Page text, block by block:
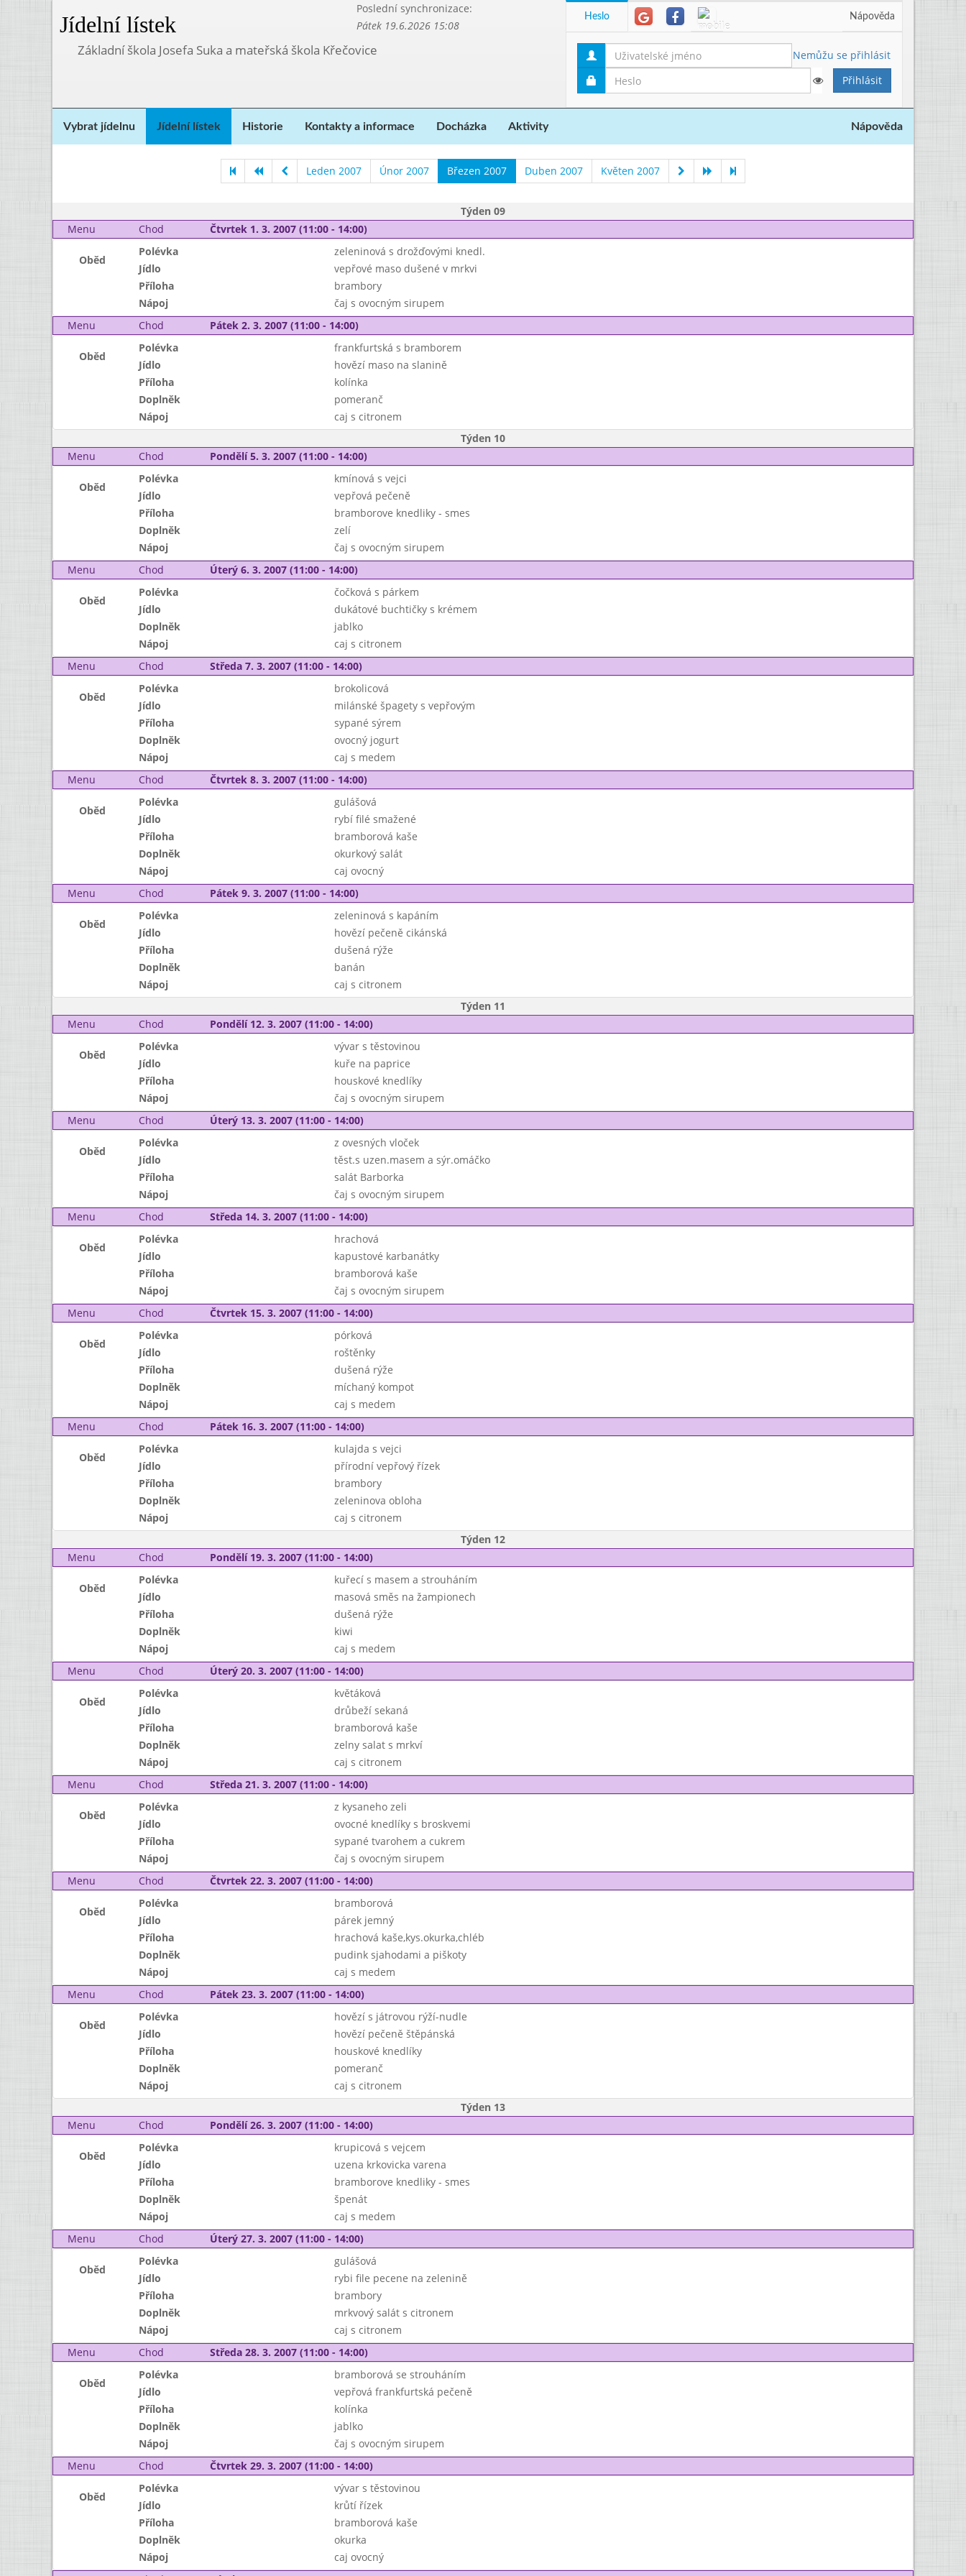
Jídelní lístek
Poslední synchronizace:
Pátek 19.6.2026 15:08
Základní škola Josefa Suka a mateřská škola Křečovice
Heslo Nápověda
Nemůžu se přihlásit
Vybrat jídelnu Jídelní lístek Historie Kontakty a informace Docházka Aktivity Nápověda
Leden 2007 Únor 2007 Březen 2007 Duben 2007 Květen 2007
Týden 09
Menu
Chod Čtvrtek 1. 3. 2007 (11:00 - 14:00)
Oběd
Polévka
zeleninová s drožďovými knedl.
Jídlo
vepřové maso dušené v mrkvi
Příloha
brambory
Nápoj
čaj s ovocným sirupem
Menu
Chod Pátek 2. 3. 2007 (11:00 - 14:00)
Oběd
Polévka
frankfurtská s bramborem
Jídlo
hovězí maso na slanině
Příloha
kolínka
Doplněk
pomeranč
Nápoj
caj s citronem
Týden 10
Menu
Chod Pondělí 5. 3. 2007 (11:00 - 14:00)
Oběd
Polévka
kmínová s vejci
Jídlo
vepřová pečeně
Příloha
bramborove knedliky - smes
Doplněk
zelí
Nápoj
čaj s ovocným sirupem
Menu
Chod Úterý 6. 3. 2007 (11:00 - 14:00)
Oběd
Polévka
čočková s párkem
Jídlo
dukátové buchtičky s krémem
Doplněk
jablko
Nápoj
caj s citronem
Menu
Chod Středa 7. 3. 2007 (11:00 - 14:00)
Oběd
Polévka
brokolicová
Jídlo
milánské špagety s vepřovým
Příloha
sypané sýrem
Doplněk
ovocný jogurt
Nápoj
caj s medem
Menu
Chod Čtvrtek 8. 3. 2007 (11:00 - 14:00)
Oběd
Polévka
gulášová
Jídlo
rybí filé smažené
Příloha
bramborová kaše
Doplněk
okurkový salát
Nápoj
caj ovocný
Menu
Chod Pátek 9. 3. 2007 (11:00 - 14:00)
Oběd
Polévka
zeleninová s kapáním
Jídlo
hovězí pečeně cikánská
Příloha
dušená rýže
Doplněk
banán
Nápoj
caj s citronem
Týden 11
Menu
Chod Pondělí 12. 3. 2007 (11:00 - 14:00)
Oběd
Polévka
vývar s těstovinou
Jídlo
kuře na paprice
Příloha
houskové knedlíky
Nápoj
čaj s ovocným sirupem
Menu
Chod Úterý 13. 3. 2007 (11:00 - 14:00)
Oběd
Polévka
z ovesných vloček
Jídlo
těst.s uzen.masem a sýr.omáčko
Příloha
salát Barborka
Nápoj
čaj s ovocným sirupem
Menu
Chod Středa 14. 3. 2007 (11:00 - 14:00)
Oběd
Polévka
hrachová
Jídlo
kapustové karbanátky
Příloha
bramborová kaše
Nápoj
čaj s ovocným sirupem
Menu
Chod Čtvrtek 15. 3. 2007 (11:00 - 14:00)
Oběd
Polévka
pórková
Jídlo
roštěnky
Příloha
dušená rýže
Doplněk
míchaný kompot
Nápoj
caj s medem
Menu
Chod Pátek 16. 3. 2007 (11:00 - 14:00)
Oběd
Polévka
kulajda s vejci
Jídlo
přírodní vepřový řízek
Příloha
brambory
Doplněk
zeleninova obloha
Nápoj
caj s citronem
Týden 12
Menu
Chod Pondělí 19. 3. 2007 (11:00 - 14:00)
Oběd
Polévka
kuřecí s masem a strouháním
Jídlo
masová směs na žampionech
Příloha
dušená rýže
Doplněk
kiwi
Nápoj
caj s medem
Menu
Chod Úterý 20. 3. 2007 (11:00 - 14:00)
Oběd
Polévka
květáková
Jídlo
drůbeží sekaná
Příloha
bramborová kaše
Doplněk
zelny salat s mrkví
Nápoj
caj s citronem
Menu
Chod Středa 21. 3. 2007 (11:00 - 14:00)
Oběd
Polévka
z kysaneho zeli
Jídlo
ovocné knedlíky s broskvemi
Příloha
sypané tvarohem a cukrem
Nápoj
čaj s ovocným sirupem
Menu
Chod Čtvrtek 22. 3. 2007 (11:00 - 14:00)
Oběd
Polévka
bramborová
Jídlo
párek jemný
Příloha
hrachová kaše,kys.okurka,chléb
Doplněk
pudink sjahodami a piškoty
Nápoj
caj s medem
Menu
Chod Pátek 23. 3. 2007 (11:00 - 14:00)
Oběd
Polévka
hovězí s játrovou rýží-nudle
Jídlo
hovězí pečeně štěpánská
Příloha
houskové knedlíky
Doplněk
pomeranč
Nápoj
caj s citronem
Týden 13
Menu
Chod Pondělí 26. 3. 2007 (11:00 - 14:00)
Oběd
Polévka
krupicová s vejcem
Jídlo
uzena krkovicka varena
Příloha
bramborove knedliky - smes
Doplněk
špenát
Nápoj
caj s medem
Menu
Chod Úterý 27. 3. 2007 (11:00 - 14:00)
Oběd
Polévka
gulášová
Jídlo
rybi file pecene na zelenině
Příloha
brambory
Doplněk
mrkvový salát s citronem
Nápoj
caj s citronem
Menu
Chod Středa 28. 3. 2007 (11:00 - 14:00)
Oběd
Polévka
bramborová se strouháním
Jídlo
vepřová frankfurtská pečeně
Příloha
kolínka
Doplněk
jablko
Nápoj
čaj s ovocným sirupem
Menu
Chod Čtvrtek 29. 3. 2007 (11:00 - 14:00)
Oběd
Polévka
vývar s těstovinou
Jídlo
krůtí řízek
Příloha
bramborová kaše
Doplněk
okurka
Nápoj
caj ovocný